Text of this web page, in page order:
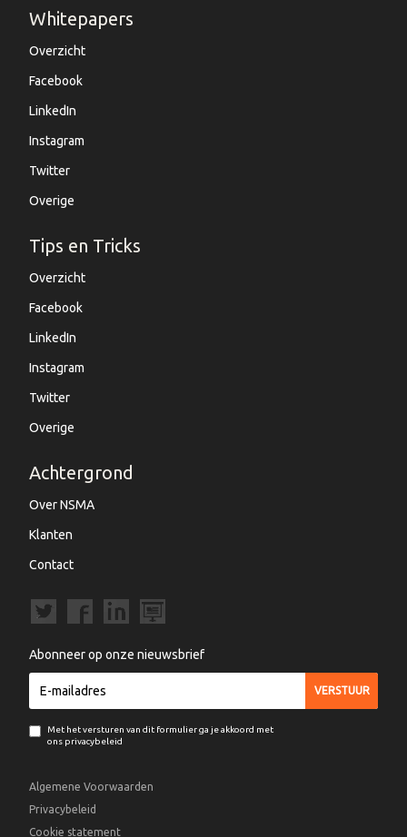
Whitepapers
Overzicht
Facebook
LinkedIn
Instagram
Twitter
Overige
Tips en Tricks
Overzicht
Facebook
LinkedIn
Instagram
Twitter
Overige
Achtergrond
Over NSMA
Klanten
Contact
Abonneer op onze nieuwsbrief
Met het versturen van dit formulier ga je akkoord met
ons privacybeleid
Algemene Voorwaarden
Privacybeleid
Cookie statement